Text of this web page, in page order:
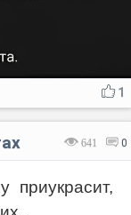
1
641 0
приукрасит,